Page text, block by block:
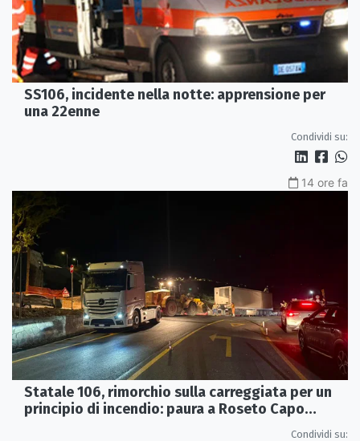
SS106, incidente nella notte: apprensione per
una 22enne
Condividi su:
14 ore fa
Statale 106, rimorchio sulla carreggiata per un
principio di incendio: paura a Roseto Capo
Condividi su: